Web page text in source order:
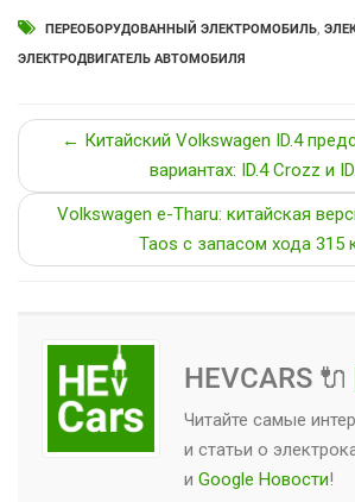
ПЕРЕОБОРУДОВАННЫЙ ЭЛЕКТРОМОБИЛЬ,
ЭЛЕКТРОДВИГАТЕЛЬ АВТОМОБИЛЯ
← Китайский Volkswagen ID.4
вариантах: ID.4 Crozz и
Volkswagen e-Tharu: китайская
Taos c запасом хода 315
HEVCARS 🔌
Читайте самые
и статьи о
и Google Новости!